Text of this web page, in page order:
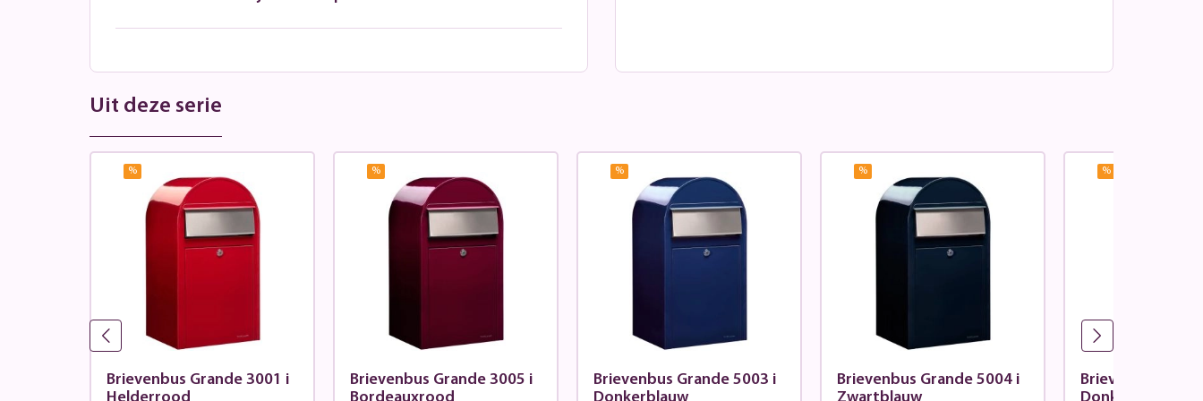
Uit deze serie
%
Brievenbus Grande 3001 i
%
Brievenbus Grande 3005 i
%
Brievenbus Grande 5003 i
%
Brievenbus Grande 5004 i
%
Brievenbus